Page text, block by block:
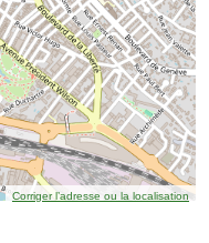
Corriger l’adresse ou la localisation